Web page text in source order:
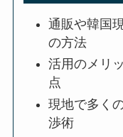
通販や韓国
の方法
活用のメリ
点
現地で多く
渉術